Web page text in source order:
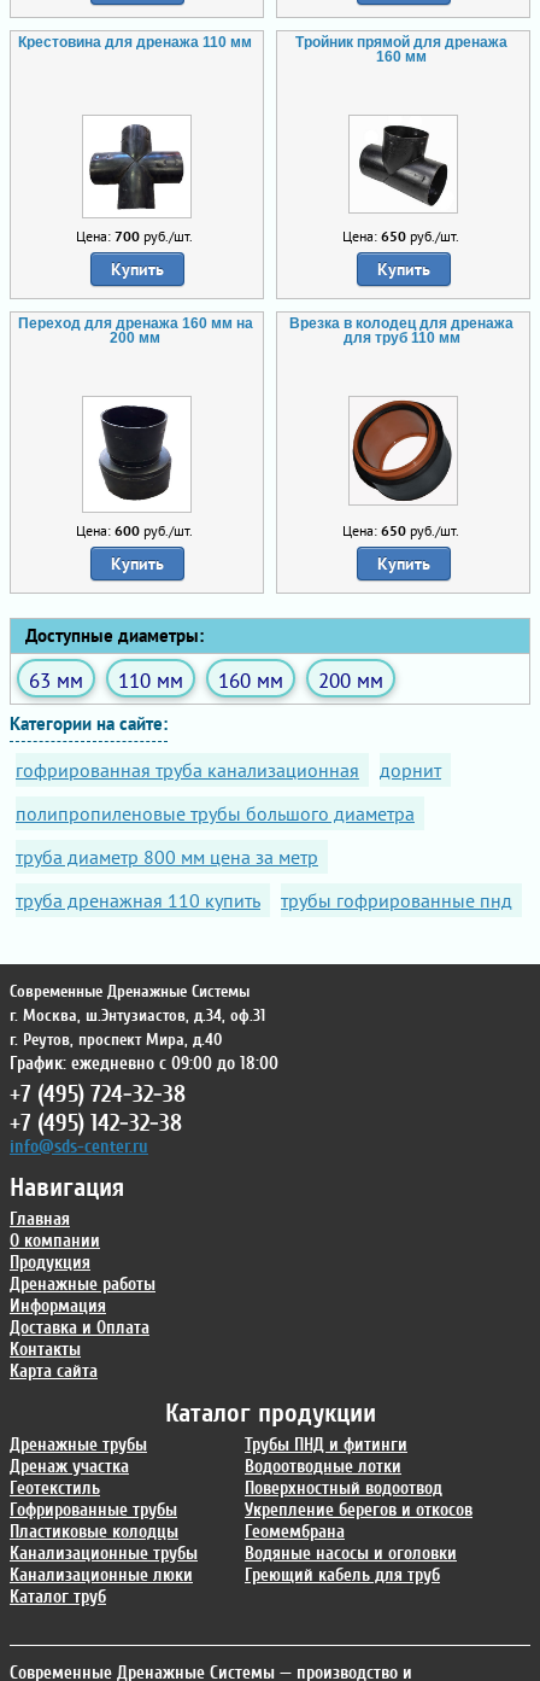
Крестовина для дренажа 110 мм
Цена: 700руб./шт.
Купить
Тройник прямой для дренажа
160 мм
Цена: 650руб./шт.
Купить
Переход для дренажа 160 мм на
200 мм
Цена: 600руб./шт.
Купить
Врезка в колодец для дренажа
для труб 110 мм
Цена: 650руб./шт.
Купить
Доступные диаметры:
63 мм 110 мм 160 мм 200 мм
Категории на сайте:
гофрированная труба канализационная
дорнит
полипропиленовые трубы большого диаметра
труба диаметр 800 мм цена за метр
труба дренажная 110 купить
трубы гофрированные пнд
Каталог продукции
Дренажные трубы
Дренаж участка
Геотекстиль
Гофрированные трубы
Пластиковые колодцы
Канализационные трубы
Канализационные люки
Каталог труб
Трубы ПНД и фитинги
Водоотводные лотки
Поверхностный водоотвод
Укрепление берегов и откосов
Геомембрана
Водяные насосы и оголовки
Греющий кабель для труб
Навигация
Главная
О компании
Продукция
Дренажные работы
Информация
Доставка и Оплата
Контакты
Карта сайта
Современные Дренажные Системы
г. Москва, ш.Энтузиастов, д.34, оф.31
г. Реутов, проспект Мира, д.40
График: ежедневно с 09:00 до 18:00
+7 (495) 724-32-38
+7 (495) 142-32-38
info@sds-center.ru
Современные Дренажные Системы — производство и